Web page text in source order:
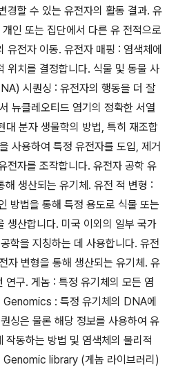
경할 수 있는 유전자의 활동 결과. 유
인 또는 집단에서 다른 유 전적으로
유전자 이동. 유전자 매핑 : 염색체에
위치를 결정합니다. 식물 및 동물 사
시퀀싱 : 유전자의 행동을 더 잘
뉴클레오티드 염기의 정확한 서열
대 분자 생물학의 방법, 특히 재조합
사용하여 특정 유전자를 도입, 제거
전자를 조작합니다. 유전자 공학 유
생산되는 유기체. 유전 적 변형 :
방법을 통해 특정 용도로 식물 또는
생산합니다. 미국 이외의 일부 국가
학을 지칭하는 데 사용합니다. 유전
자 변형을 통해 생산되는 유기체. 유
연구. 게놈 : 특정 유기체의 모든 염
Genomics : 특정 유기체의 DNA에
싱은 물론 해당 정보를 사용하여 유
작동하는 방법 및 염색체의 물리적
Genomic library (게놈 라이브러리)